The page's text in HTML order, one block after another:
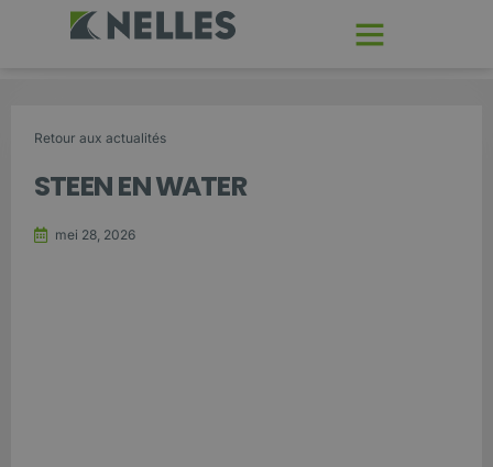
Retour aux actualités
STEEN EN WATER
mei 28, 2026